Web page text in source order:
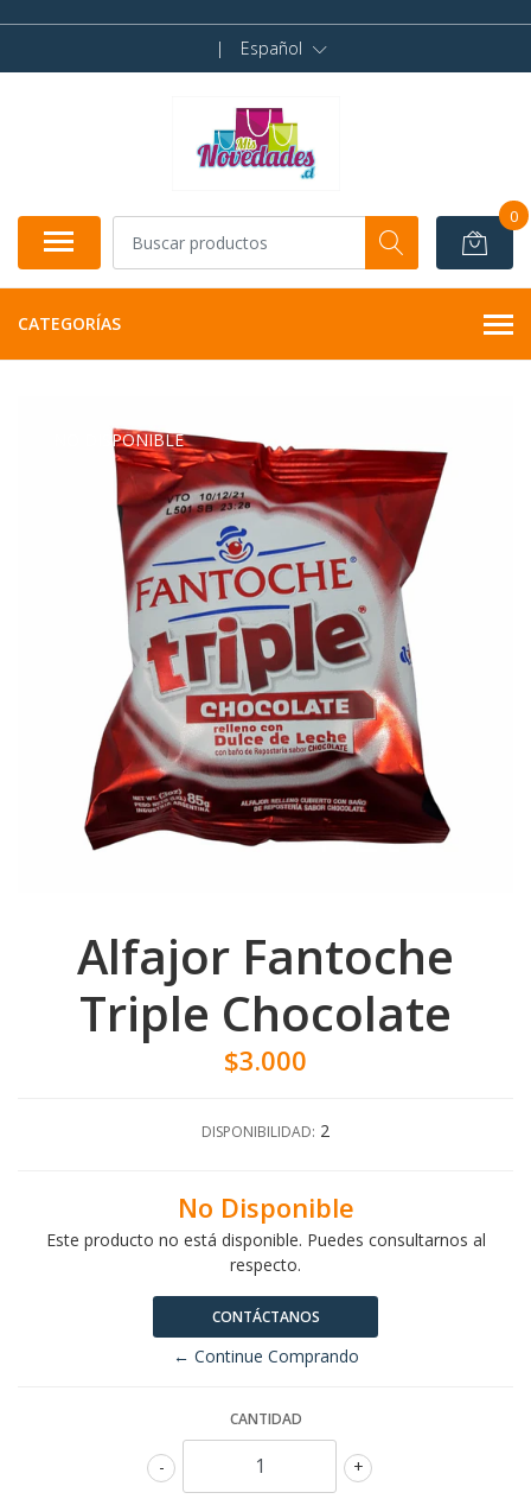
| Español
0
CATEGORÍAS
NO DISPONIBLE
Alfajor Fantoche
Triple Chocolate
$3.000
DISPONIBILIDAD: 2
No Disponible
Este producto no está disponible. Puedes consultarnos al
respecto.
CONTÁCTANOS
← Continue Comprando
CANTIDAD
+
-